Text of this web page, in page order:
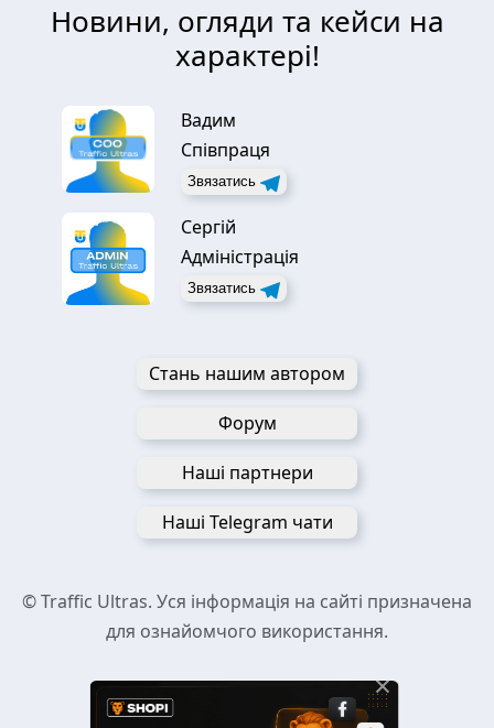
Новини, огляди та кейси на
характері!
Вадим
Співпраця
Звязатись
Сергій
Адміністрація
Звязатись
Стань нашим автором
Форум
Наші партнери
Наші Telegram чати
© Traffic Ultras. Уся інформація на сайті призначена
для ознайомчого використання.
×